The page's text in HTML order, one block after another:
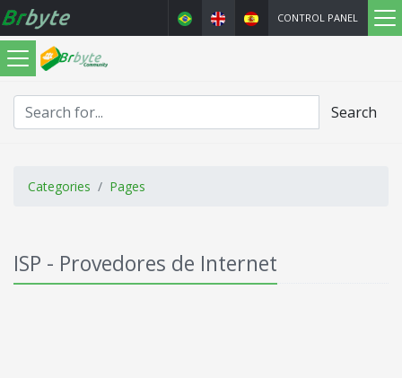
CONTROL PANEL
Search
Categories Pages
ISP - Provedores de Internet